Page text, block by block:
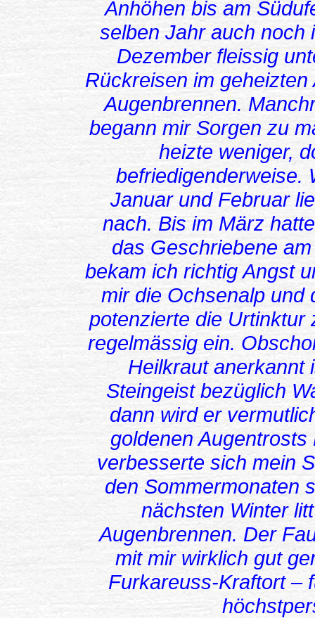
Anhöhen bis am
selben Jahr auch noch
Dezember fleissig
Rückreisen im
Augenbrennen.
begann mir Sorgen zu
heizte weniger,
befriedigenderweise.
Januar und Februar
nach. Bis im März
das Geschriebene
bekam ich richtig Angst
mir die Ochsenalp und
potenzierte die Urtinktur
regelmässig ein.
Heilkraut anerkannt
Steingeist bezüglich
dann wird er
goldenen
verbesserte sich mein
den Sommermonaten
nächsten Winter
Augenbrennen. Der
mit mir wirklich gut
Furkareuss-Kraftort –